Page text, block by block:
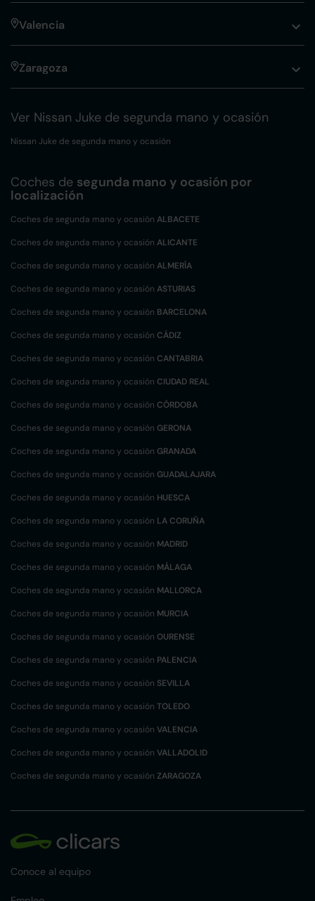
Valencia
Zaragoza
Ver Nissan Juke de segunda mano y ocasión
Nissan Juke de segunda mano y ocasión
Coches de segunda mano y ocasión por
localización
Coches de segunda mano y ocasión ALBACETE
Coches de segunda mano y ocasión ALICANTE
Coches de segunda mano y ocasión ALMERÍA
Coches de segunda mano y ocasión ASTURIAS
Coches de segunda mano y ocasión BARCELONA
Coches de segunda mano y ocasión CÁDIZ
Coches de segunda mano y ocasión CANTABRIA
Coches de segunda mano y ocasión CIUDAD REAL
Coches de segunda mano y ocasión CÓRDOBA
Coches de segunda mano y ocasión GERONA
Coches de segunda mano y ocasión GRANADA
Coches de segunda mano y ocasión GUADALAJARA
Coches de segunda mano y ocasión HUESCA
Coches de segunda mano y ocasión LA CORUÑA
Coches de segunda mano y ocasión MADRID
Coches de segunda mano y ocasión MÁLAGA
Coches de segunda mano y ocasión MALLORCA
Coches de segunda mano y ocasión MURCIA
Coches de segunda mano y ocasión OURENSE
Coches de segunda mano y ocasión PALENCIA
Coches de segunda mano y ocasión SEVILLA
Coches de segunda mano y ocasión TOLEDO
Coches de segunda mano y ocasión VALENCIA
Coches de segunda mano y ocasión VALLADOLID
Coches de segunda mano y ocasión ZARAGOZA
Conoce al equipo